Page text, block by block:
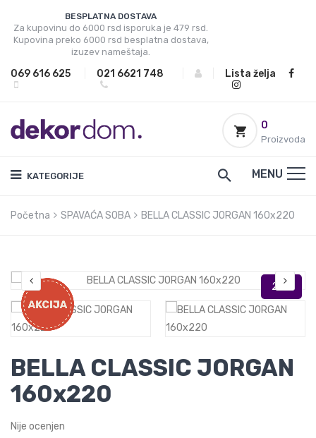
BESPLATNA DOSTAVA
Za kupovinu do 6000 rsd isporuka je 479 rsd.
Kupovina preko 6000 rsd besplatna dostava,
izuzev nameštaja.
069 616 625 021 6621 748 Lista želja
0
Proizvoda
KATEGORIJE MENU
Početna SPAVAĆA SOBA BELLA CLASSIC JORGAN 160x220
BELLA CLASSIC JORGAN
160x220
Nije ocenjen